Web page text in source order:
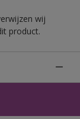
wij
product.